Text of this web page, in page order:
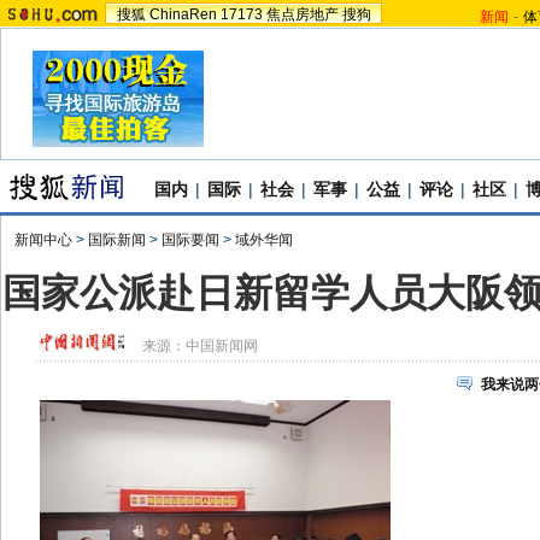
搜狐 ChinaRen 17173 焦点房地产 搜狗 新闻 -
国内 | 国际 | 社会 | 军事 | 公益 | 评论 | 社区 |
新闻中心 > 国际新闻 > 国际要闻 > 域外华闻
国家公派赴日新留学人员大阪
来源： 中国新闻网
我来说